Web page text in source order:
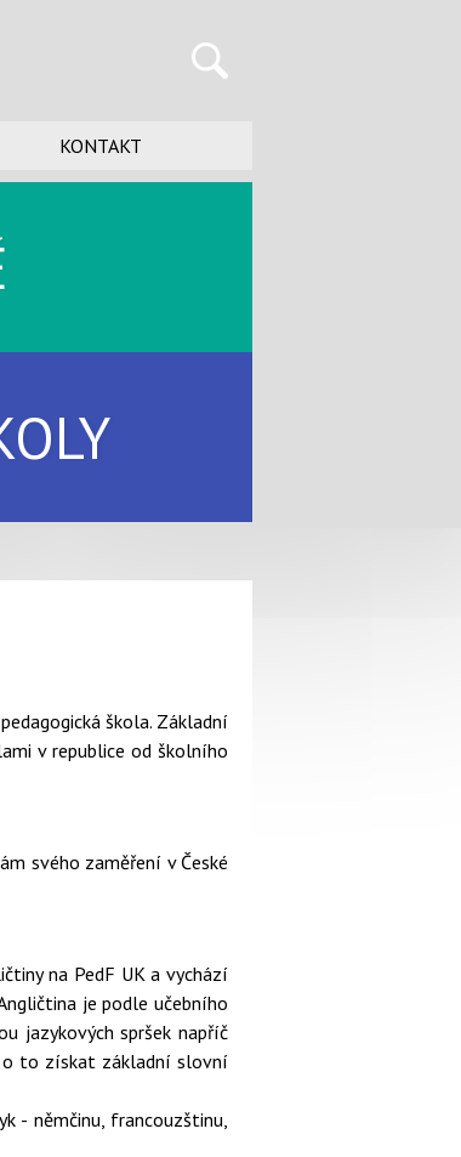
KONTAKT
škola. Základní
v republice od školního
svého zaměření v České
na PedF UK a vychází
je podle učebního
jazykových spršek napříč
o to získat základní slovní
- němčinu, francouzštinu,